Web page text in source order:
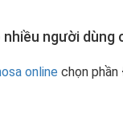
người dùng
online chọn phần